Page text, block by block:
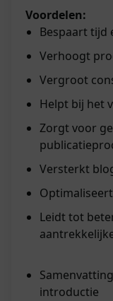
Voordelen:
Bespaart tijd
Verhoogt
Vergroot
Helpt bij het
Zorgt voor
Versterkt
Leidt tot
introductie